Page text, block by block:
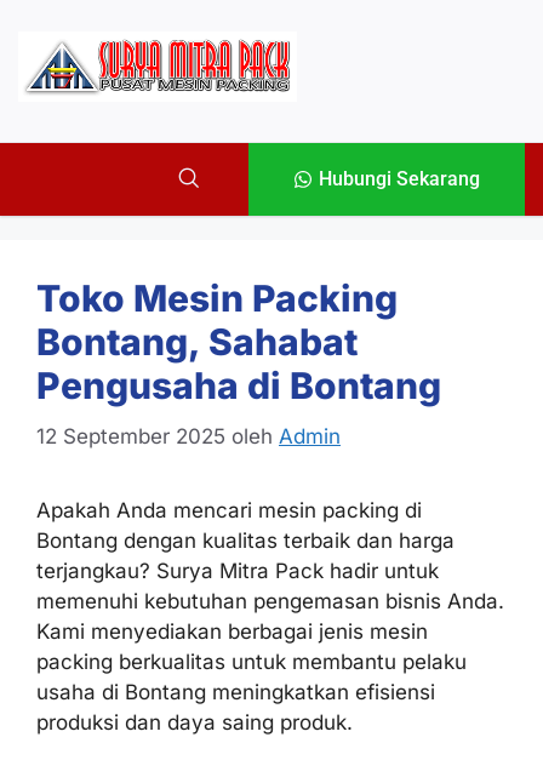
Hubungi Sekarang
Toko Mesin Packing
Bontang, Sahabat
Pengusaha di Bontang
12 September 2025 oleh Admin
Apakah Anda mencari mesin packing di
Bontang dengan kualitas terbaik dan harga
terjangkau? Surya Mitra Pack hadir untuk
memenuhi kebutuhan pengemasan bisnis Anda.
Kami menyediakan berbagai jenis mesin
packing berkualitas untuk membantu pelaku
usaha di Bontang meningkatkan efisiensi
produksi dan daya saing produk.